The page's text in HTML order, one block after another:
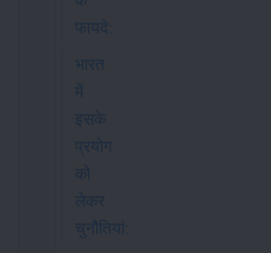
फायदे:
भारत
में
इसके
प्रयोग
को
लेकर
चुनौतियां: